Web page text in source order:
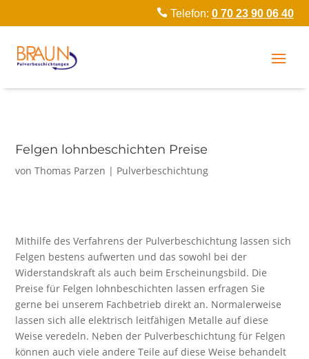
Telefon: 0 70 23 90 06 40
Felgen lohnbeschichten Preise
vonThomas Parzen | Pulverbeschichtung
Mithilfe des Verfahrens der Pulverbeschichtung lassen sich
Felgen bestens aufwerten und das sowohl bei der
Widerstandskraft als auch beim Erscheinungsbild. Die
Preise für Felgen lohnbeschichten lassen erfragen Sie
gerne bei unserem Fachbetrieb direkt an. Normalerweise
lassen sich alle elektrisch leitfähigen Metalle auf diese
Weise veredeln. Neben der Pulverbeschichtung für Felgen
können auch viele andere Teile auf diese Weise behandelt